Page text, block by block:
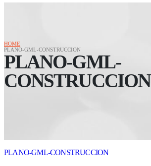
HOME
PLANO-GML-CONSTRUCCION
PLANO-GML-
CONSTRUCCION
PLANO-GML-CONSTRUCCION